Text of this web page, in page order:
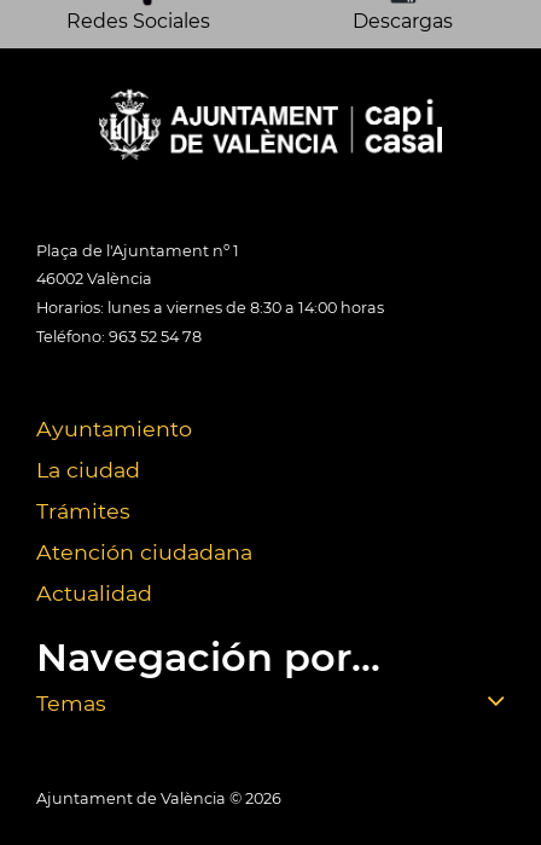
Redes Sociales Descargas
Plaça de l'Ajuntament nº 1
46002 València
Horarios: lunes a viernes de 8:30 a 14:00 horas
Teléfono: 963 52 54 78
Ayuntamiento
La ciudad
Trámites
Atención ciudadana
Actualidad
Navegación por...
Temas
Ajuntament de València © 2026